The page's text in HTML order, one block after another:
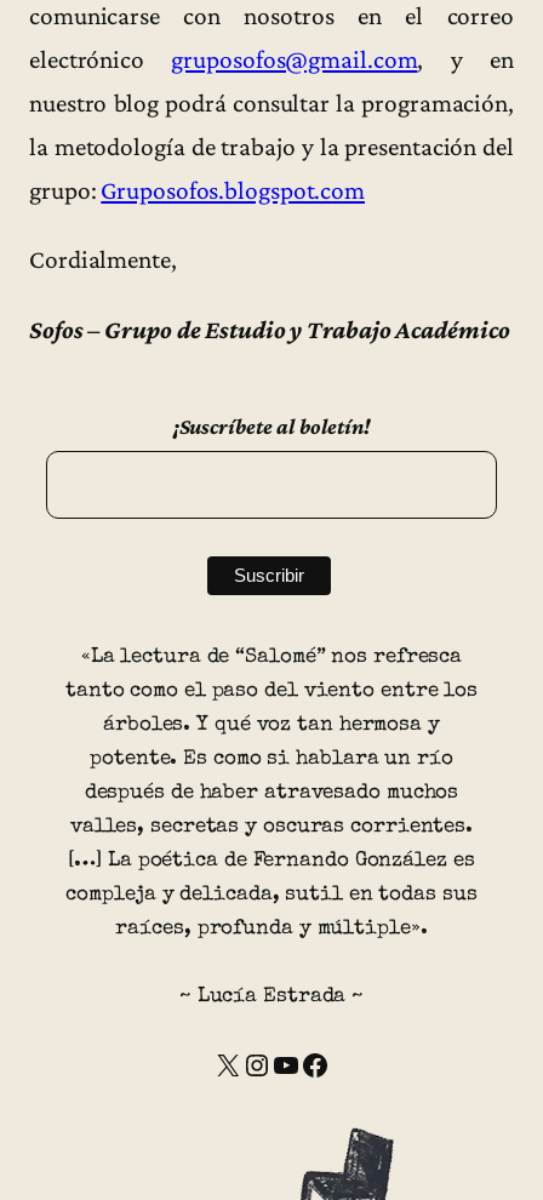
comunicarse con nosotros en el correo
electrónico gruposofos@gmail.com, y en
nuestro blog podrá consultar la programación,
la metodología de trabajo y la presentación del
grupo: Gruposofos.blogspot.com
Cordialmente,
Sofos – Grupo de Estudio y Trabajo Académico
¡Suscríbete al boletín!
«La lectura de “Salomé” nos refresca
tanto como el paso del viento entre los
árboles. Y qué voz tan hermosa y
potente. Es como si hablara un río
después de haber atravesado muchos
valles, secretas y oscuras corrientes.
[…] La poética de Fernando González es
compleja y delicada, sutil en todas sus
raíces, profunda y múltiple».
~ Lucía Estrada ~
X Instagram YouTube Facebook